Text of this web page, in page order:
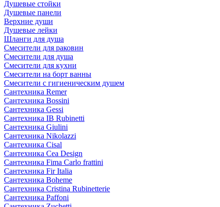
Душевые стойки
Душевые панели
Верхние души
Душевые лейки
Шланги для душа
Смесители для раковин
Смесители для душа
Смесители для кухни
Смесители на борт ванны
Смесители с гигиеническим душем
Сантехника Remer
Сантехника Bossini
Сантехника Gessi
Сантехника IB Rubinetti
Сантехника Giulini
Сантехника Nikolazzi
Сантехника Cisal
Сантехника Cea Design
Сантехника Fima Carlo frattini
Сантехника Fir Italia
Сантехника Boheme
Сантехника Cristina Rubinetterie
Сантехника Paffoni